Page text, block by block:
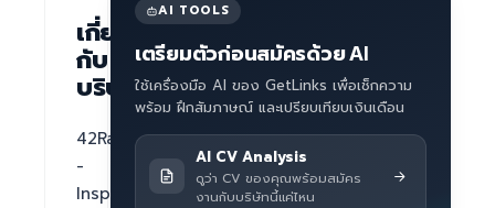
เกี่ยว
กับ
บริษัท
42Race
-
Inspire
AI TOOLS
เตรียมตัวก่อนสมัครด้วย AI
ใช้เครื่องมือ AI ของ GetLinks เพื่อเช็กความ
พร้อม ฝึกสัมภาษณ์ และเปรียบเทียบเงินเดือน
AI CV Analysis
ดูว่า CV ของคุณพร้อมสมัคร
งานกับบริษัทนี้แค่ไหน